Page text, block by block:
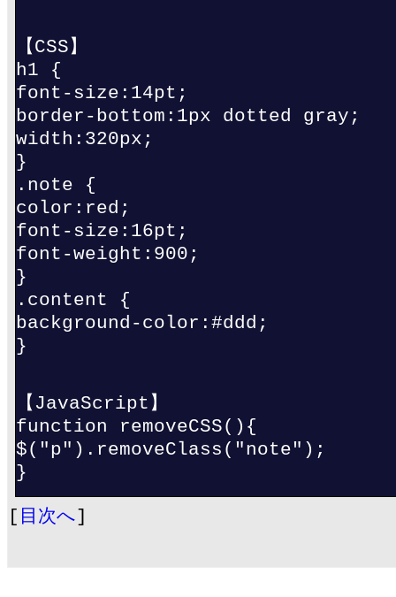
【CSS】
h1 {
font-size:14pt;
border-bottom:1px dotted gray;
width:320px;
}
.note {
color:red;
font-size:16pt;
font-weight:900;
}
.content {
background-color:#ddd;
}
【JavaScript】
function removeCSS(){
$("p").removeClass("note");
}
[ 目次へ]